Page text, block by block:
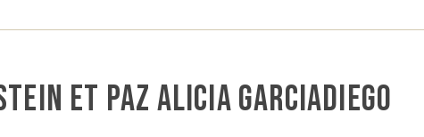
et Paz Alicia Garciadiego